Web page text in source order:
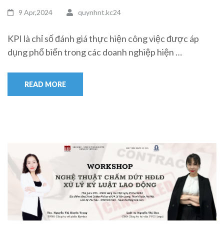
9 Apr,2024 quynhnt.kc24
KPI là chỉ số đánh giá thực hiện công việc được áp
dụng phổ biến trong các doanh nghiệp hiện …
READ MORE